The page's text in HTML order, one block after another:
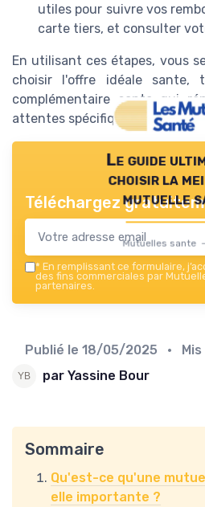
utiles pour suivre vos
carte tiers, et consulter
En utilisant ces étapes, vous
choisir l'offre idéale sante,
complémentaire sante qui
attentes spécifiques.
Le guide
choisir la
mutuelle
Mutuelles sante
Téléchargez
* En remplissant ce formulaire,
des fins commerciales par
partenaires.
Publié le 18/05/2025 • Mis
par Yassine Bour
Sommaire
Qu'est-ce qu'une
elle importante ?